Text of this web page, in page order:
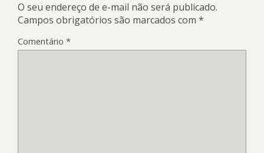
O seu endereço de e-mail não será publicado.
Campos obrigatórios são marcados com *
Comentário *